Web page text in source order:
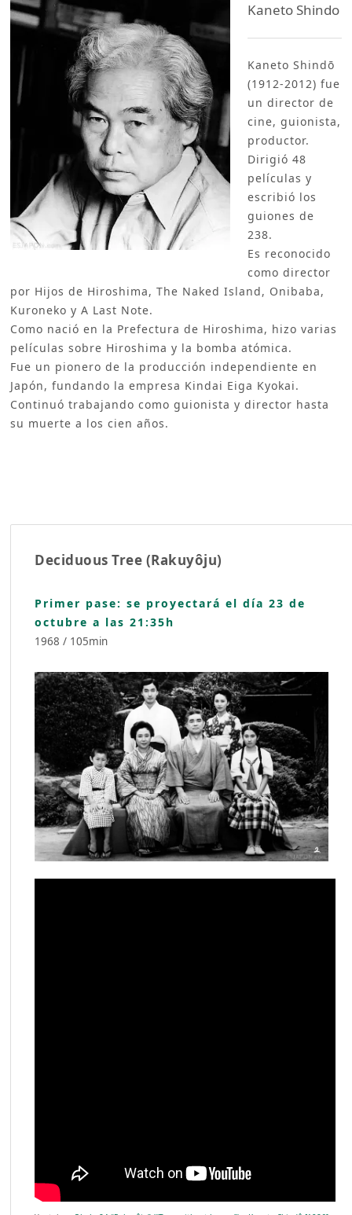
Kaneto Shindo
Kaneto Shindō
(1912-2012) fue
un director de
cine, guionista,
productor.
Dirigió 48
películas y
escribió los
guiones de
238.
Es reconocido
como director
por Hijos de Hiroshima, The Naked Island, Onibaba,
Kuroneko y A Last Note.
Como nació en la Prefectura de Hiroshima, hizo varias
películas sobre Hiroshima y la bomba atómica.
Fue un pionero de la producción independiente en
Japón, fundando la empresa Kindai Eiga Kyokai.
Continuó trabajando como guionista y director hasta
su muerte a los cien años.
Deciduous Tree (Rakuyôju)
Primer pase: se proyectará el día 23 de
octubre a las 21:35h
1968 / 105min